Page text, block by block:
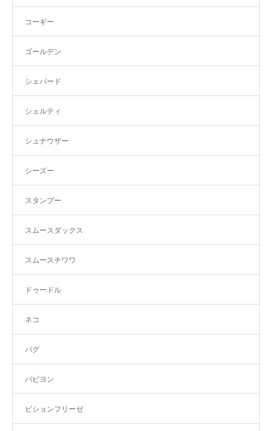
コーギー
ゴールデン
シェパード
シェルティ
シュナウザー
シーズー
スタンプー
スムースダックス
スムースチワワ
ドゥードル
ネコ
パグ
パピヨン
ビションフリーゼ